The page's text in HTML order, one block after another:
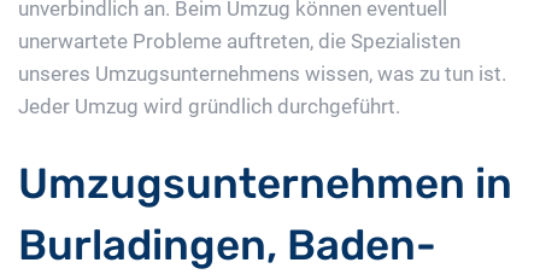
unverbindlich an. Beim Umzug können eventuell
unerwartete Probleme auftreten, die Spezialisten
unseres Umzugsunternehmens wissen, was zu tun ist.
Jeder Umzug wird gründlich durchgeführt.
Umzugsunternehmen in
Burladingen, Baden-